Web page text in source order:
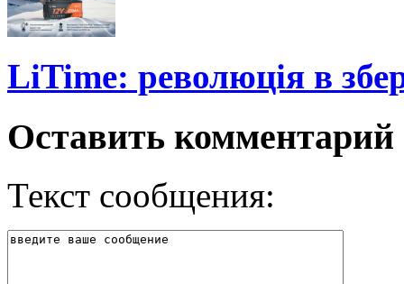
LiTime: революція в
Оставить комментарий
Текст сообщения: